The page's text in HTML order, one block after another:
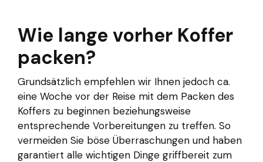
Wie lange vorher Koffer
packen?
Grundsätzlich empfehlen wir Ihnen jedoch ca.
eine Woche vor der Reise mit dem Packen des
Koffers zu beginnen beziehungsweise
entsprechende Vorbereitungen zu treffen. So
vermeiden Sie böse Überraschungen und haben
garantiert alle wichtigen Dinge griffbereit zum